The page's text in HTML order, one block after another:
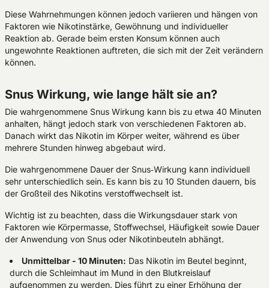
Diese Wahrnehmungen können jedoch variieren und hängen von
Faktoren wie Nikotinstärke, Gewöhnung und individueller
Reaktion ab. Gerade beim ersten Konsum können auch
ungewohnte Reaktionen auftreten, die sich mit der Zeit verändern
können.
Snus Wirkung, wie lange hält sie an?
Die wahrgenommene Snus Wirkung kann bis zu etwa 40 Minuten
anhalten, hängt jedoch stark von verschiedenen Faktoren ab.
Danach wirkt das Nikotin im Körper weiter, während es über
mehrere Stunden hinweg abgebaut wird.
Die wahrgenommene Dauer der Snus‑Wirkung kann individuell
sehr unterschiedlich sein. Es kann bis zu 10 Stunden dauern, bis
der Großteil des Nikotins verstoffwechselt ist.
Wichtig ist zu beachten, dass die Wirkungsdauer stark von
Faktoren wie Körpermasse, Stoffwechsel, Häufigkeit sowie Dauer
der Anwendung von Snus oder Nikotinbeuteln abhängt.
Unmittelbar - 10 Minuten: Das Nikotin im Beutel beginnt,
durch die Schleimhaut im Mund in den Blutkreislauf
aufgenommen zu werden. Dies führt zu einer Erhöhung der